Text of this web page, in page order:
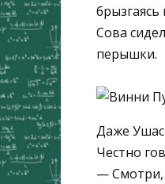
брызгаясь
Сова
перышки.
Даже
Честно
— Смотри,